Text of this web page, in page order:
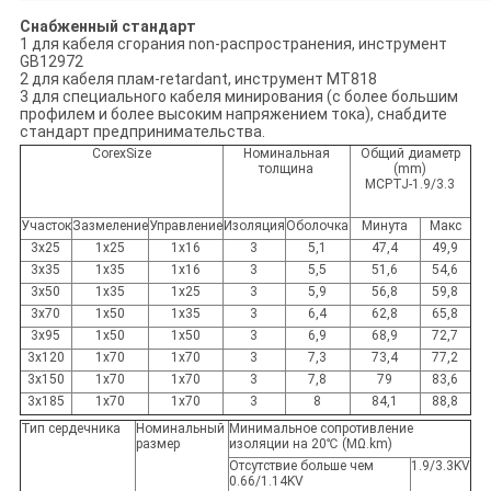
Снабженный стандарт
1 для кабеля сгорания non-распространения, инструмент
GB12972
2 для кабеля плам-retardant, инструмент MT818
3 для специального кабеля минирования (с более большим
профилем и более высоким напряжением тока), снабдите
стандарт предпринимательства.
CorexSize
Номинальная
толщина
Общий диаметр
(mm)
MCPTJ-1.9/3.3
УчастокЗазмелениеУправление Изоляция Оболочка Минута
Макс
3x25
1x25 1x16 3 5,1 47,4
49,9
3x35
1x35 1x16 3 5,5 51,6
54,6
3x50
1x35 1x25 3 5,9 56,8
59,8
3x70
1x50 1x35 3 6,4 62,8
65,8
3x95
1x50 1x50 3 6,9 68,9
72,7
3x120
1x70 1x70 3 7,3 73,4
77,2
3x150
1x70 1x70 3 7,8 79
83,6
3x185
1x70 1x70 3 8 84,1
88,8
Тип сердечника
Номинальный
размер
Минимальное сопротивление
изоляции на 20℃ (MΩ.km)
Отсутствие больше чем
0.66/1.14KV
1.9/3.3KV